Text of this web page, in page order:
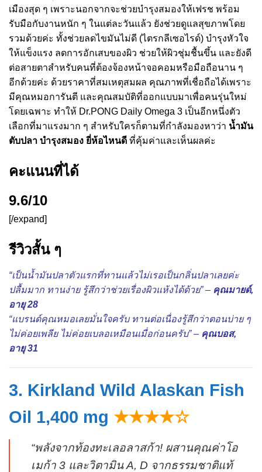
เมืองสุด ๆ เพราะนอกจากจะช่วยบำรุงสมองให้เฟรช พร้อม
รับมือกับงานหนัก ๆ ในแต่ละวันแล้ว ยังช่วยดูแลสุขภาพโดย
รวมด้วยค่ะ ทั้งช่วยลดไขมันไม่ดี (ไตรกลีเซอไรด์) บำรุงหัวใจ
ให้แข็งแรง ลดการอักเสบของผิว ช่วยให้ผิวชุ่มชื้นขึ้น และยังดี
ต่อสายตาสำหรับคนที่ต้องจ้องหน้าจอคอมหรือมือถือนาน ๆ
อีกด้วยค่ะ ด้วยราคาที่สมเหตุสมผล คุณภาพที่เชื่อถือได้เพราะ
มีคุณหมอการันตี และคุณสมบัติที่ออกแบบมาเพื่อคนรุ่นใหม่
โดยเฉพาะ ทำให้ Dr.PONG Daily Omega 3 เป็นอีกหนึ่งตัว
เลือกที่มาแรงมาก ๆ สำหรับใครก็ตามที่กำลังมองหาว่า น้ำมัน
ตับปลา บํารุงสมอง ยี่ห้อไหนดี ที่คุ้มค่าและเห็นผลค่ะ
คะแนนที่ได้
9.6/10
[/expand]
รีวิวสั้น ๆ
“เป็นน้ำมันปลาตัวแรกที่ทานแล้วไม่เรอเป็นกลิ่นปลาเลยค่ะ
ปลื้มมาก ทานง่าย รู้สึกว่าช่วยเรื่องผิวแห้งได้ด้วย” – คุณมายด์,
อายุ 28
“แบรนด์คุณหมอเลยมั่นใจครับ ทานต่อเนื่องรู้สึกว่าตอนบ่าย ๆ
ไม่ค่อยเพลีย ไม่ค่อยเบลอเหมือนเมื่อก่อนครับ” – คุณบอส,
อายุ 31
3. Kirkland Wild Alaskan Fish
Oil 1,400 mg ★★★★☆
“พลังจากท้องทะเลอลาสก้า! ผสานคุณค่าโอ
เมก้า 3 และวิตามิน A, D จากธรรมชาติแท้